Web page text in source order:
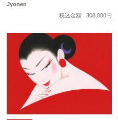
Jyonen
税込金額
308,000円